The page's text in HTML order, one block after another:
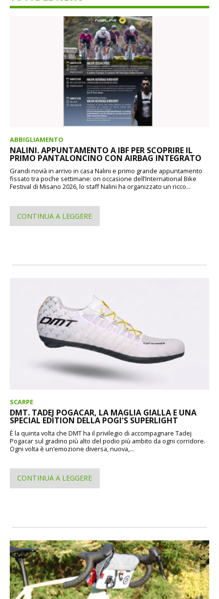
ABBIGLIAMENTO
NALINI. APPUNTAMENTO A IBF PER SCOPRIRE IL
PRIMO PANTALONCINO CON AIRBAG INTEGRATO
Grandi novià in arrivo in casa Nalini e primo grande appuntamento
fissato tra poche settimane: on occasione dell’International Bike
Festival di Misano 2026, lo staff Nalini ha organizzato un ricco...
CONTINUA A LEGGERE
SCARPE
DMT. TADEJ POGACAR, LA MAGLIA GIALLA E UNA
SPECIAL EDITION DELLA POGI'S SUPERLIGHT
È la quinta volta che DMT ha il privilegio di accompagnare Tadej
Pogacar sul gradino più alto del podio più ambito da ogni corridore.
Ogni volta è un’emozione diversa, nuova,...
CONTINUA A LEGGERE